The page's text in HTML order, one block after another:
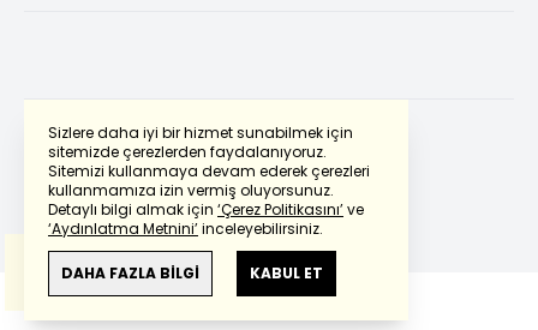
Sizlere daha iyi bir hizmet sunabilmek için
sitemizde çerezlerden faydalanıyoruz.
Sitemizi kullanmaya devam ederek çerezleri
kullanmamıza izin vermiş oluyorsunuz.
Detaylı bilgi almak için ‘Çerez Politikasını’ve
‘Aydınlatma Metnini’inceleyebilirsiniz.
DAHA FAZLA BİLGİ KABUL ET
Powered by Translate
Bu çevirideGoogle Transletekullanılmıştır.
Anlam ve çeviri hatalarından
haberturk.com
sorumlu değildir.